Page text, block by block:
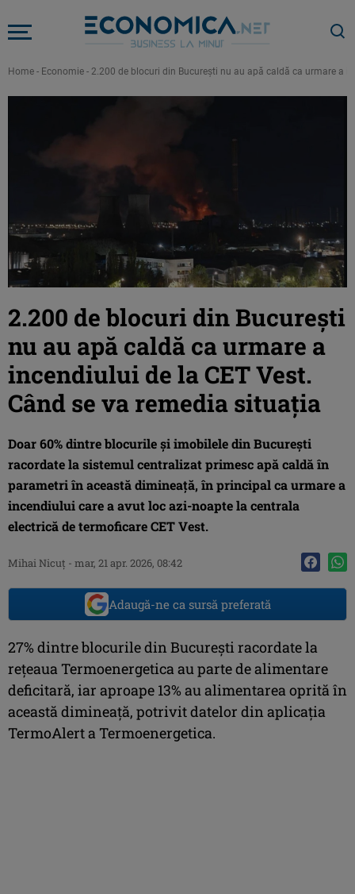
Home - Economie - 2.200 de blocuri din București nu au apă caldă ca urmare a
2.200 de blocuri din București
nu au apă caldă ca urmare a
incendiului de la CET Vest.
Când se va remedia situația
Doar 60% dintre blocurile și imobilele din București
racordate la sistemul centralizat primesc apă caldă în
parametri în această dimineață, în principal ca urmare a
incendiului care a avut loc azi-noapte la centrala
electrică de termoficare CET Vest.
Mihai Nicuţ - mar, 21 apr. 2026, 08:42
Adaugă-ne ca sursă preferată
27% dintre blocurile din București racordate la
rețeaua Termoenergetica au parte de alimentare
deficitară, iar aproape 13% au alimentarea oprită în
această dimineață, potrivit datelor din aplicația
TermoAlert a Termoenergetica.